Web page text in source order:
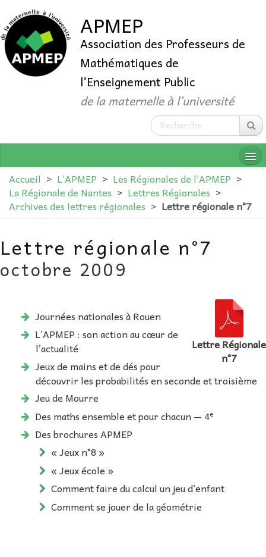
APMEP
Association des Professeurs de
Mathématiques de
l’Enseignement Public
de la maternelle à l’université
QUI SOMMES-NOUS ?
ADHÉRER
AU FIL DES MATHS
LIBRAIRIE
Accueil > L’APMEP > Les Régionales de l’APMEP >
La Régionale de Nantes > Lettres Régionales >
Archives des lettres régionales > Lettre régionale n°7
Lettre régionale n°7
octobre 2009
Lettre Régionale
n°7
Journées nationales à Rouen
L’APMEP : son action au cœur de
l’actualité
Jeux de mains et de dés pour
découvrir les probabilités en seconde et troisième
Jeu de Mourre
Des maths ensemble et pour chacun — 4e
Des brochures APMEP
« Jeux n°8 »
« Jeux école »
Comment faire du calcul un jeu d’enfant
Comment se jouer de la géométrie